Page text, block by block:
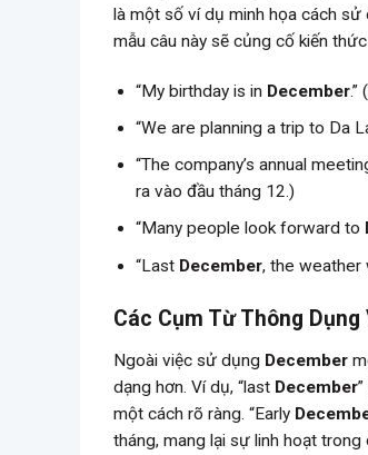
là một số ví dụ minh họa cách sử
mẫu câu này sẽ củng cố kiến
“My birthday is in December
“We are planning a trip to Da
“The company’s annual
ra vào đầu tháng 12.)
“Many people look forward to
“Last December, the weather
Các Cụm Từ Thông Dụng
Ngoài việc sử dụng December
dạng hơn. Ví dụ, “last December
một cách rõ ràng. “Early
tháng, mang lại sự linh hoạt